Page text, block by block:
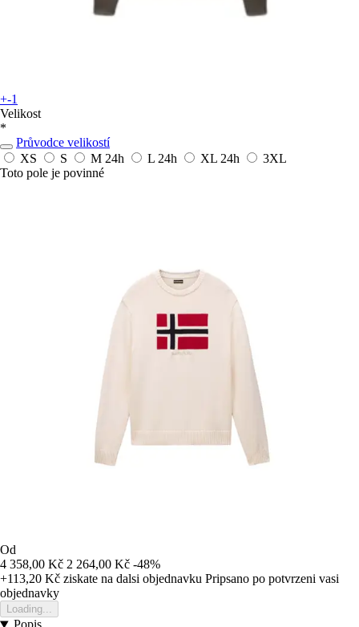
+-1
Velikost
*
Průvodce velikostí
XS
S M 24h L 24h XL 24h
3XL
Toto pole je povinné
Od
4 358,00 Kč 2 264,00 Kč -48%
+113,20 Kč ziskate na dalsi objednavku Pripsano po potvrzeni vasi
objednavky
Loading...